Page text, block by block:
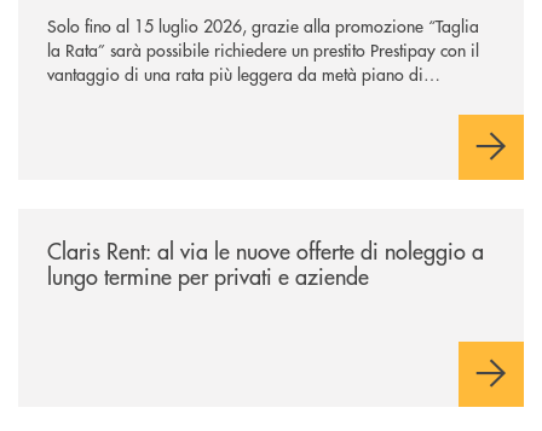
Solo fino al 15 luglio 2026, grazie alla promozione “Taglia
la Rata” sarà possibile richiedere un prestito Prestipay con il
vantaggio di una rata più leggera da metà piano di
Claris Rent: al via le nuove offerte di noleggio a
lungo termine per privati e aziende